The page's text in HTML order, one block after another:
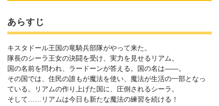
あらすじ
キスタドール王国の竜騎兵部隊がやって来た。
隊長のシーラ王女の決闘を受け、実力を見せるリアム。
国の名前を問われ、ラードーンが答える。国の名は――。
その国では、住民の誰もが魔法を使い、魔法が生活の一部となっ
ている。リアムの作り上げた国に、圧倒されるシーラ。
そして……リアムは今日も新たな魔法の練習を続ける！